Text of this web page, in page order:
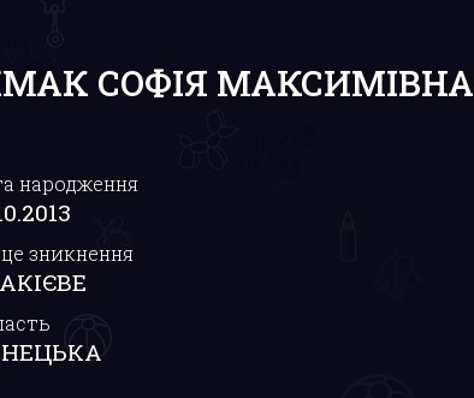
СОФІЯ МАКСИМІВНА
народження
зникнення